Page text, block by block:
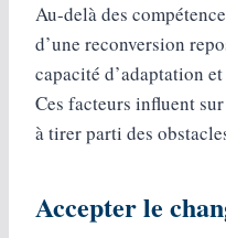
Au-delà des
d’une reconversion
capacité d’adaptation
Ces facteurs influent
à tirer parti des
Accepter le